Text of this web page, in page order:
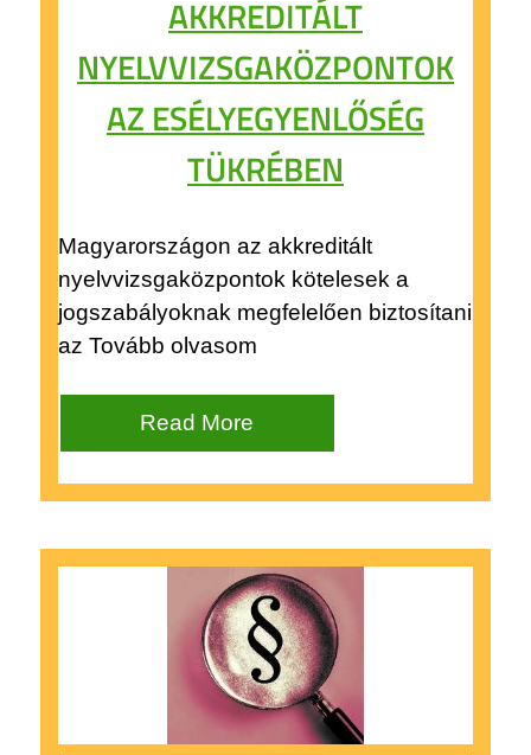
AKKREDITÁLT
NYELVVIZSGAKÖZPONTOK
AZ ESÉLYEGYENLŐSÉG
TÜKRÉBEN
Magyarországon az akkreditált
nyelvvizsgaközpontok kötelesek a
jogszabályoknak megfelelően biztosítani
az Tovább olvasom
Read More